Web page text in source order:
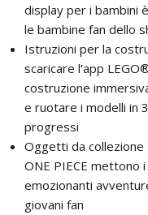
display per i bambini
le bambine fan dello
Istruzioni per la
scaricare l’app
costruzione
e ruotare i modelli in
progressi
Oggetti da collezione
ONE PIECE mettono
emozionanti
giovani fan